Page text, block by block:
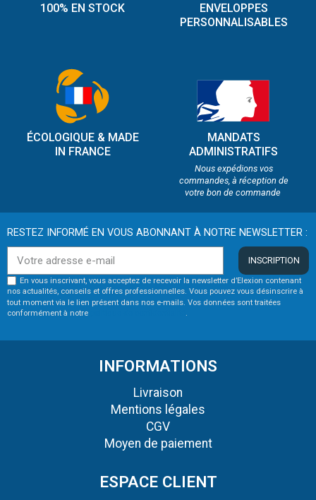
100% EN STOCK
ENVELOPPES
PERSONNALISABLES
ÉCOLOGIQUE & MADE
IN FRANCE
MANDATS
ADMINISTRATIFS
Nous expédions vos
commandes, à réception de
votre bon de commande
RESTEZ INFORMÉ EN VOUS ABONNANT À NOTRE NEWSLETTER :
INSCRIPTION
En vous inscrivant, vous acceptez de recevoir la newsletter d’Elexion contenant
nos actualités, conseils et offres professionnelles. Vous pouvez vous désinscrire à
tout moment via le lien présent dans nos e-mails. Vos données sont traitées
conformément à notre
.
INFORMATIONS
Livraison
Mentions légales
CGV
Moyen de paiement
ESPACE CLIENT